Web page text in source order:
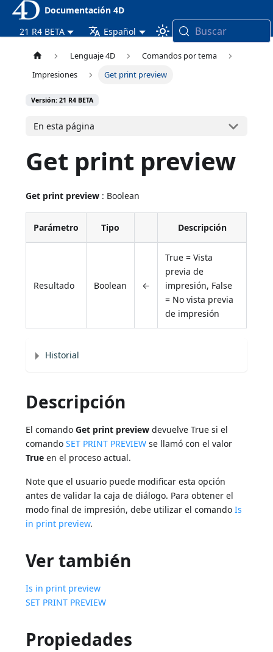
Documentación 4D
21 R4 BETA
Español Buscar
Lenguaje 4D
Comandos por tema
Impresiones
Get print preview
Versión: 21 R4 BETA
En esta página
Get print preview
Get print preview : Boolean
Parámetro Tipo Descripción
Resultado Boolean ←
True = Vista
previa de
impresión, False
= No vista previa
de impresión
Historial
Descripción
El comandoGet print preview devuelve True si el
comandoSET PRINT PREVIEW se llamó con el valor
True en el proceso actual.
Note que el usuario puede modificar esta opción
antes de validar la caja de diálogo. Para obtener el
modo final de impresión, debe utilizar el comandoIs
in print preview.
Ver también
Is in print preview
SET PRINT PREVIEW
Propiedades